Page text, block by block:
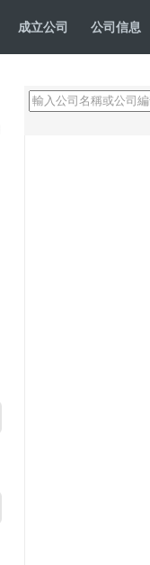
成立公司 公司信息